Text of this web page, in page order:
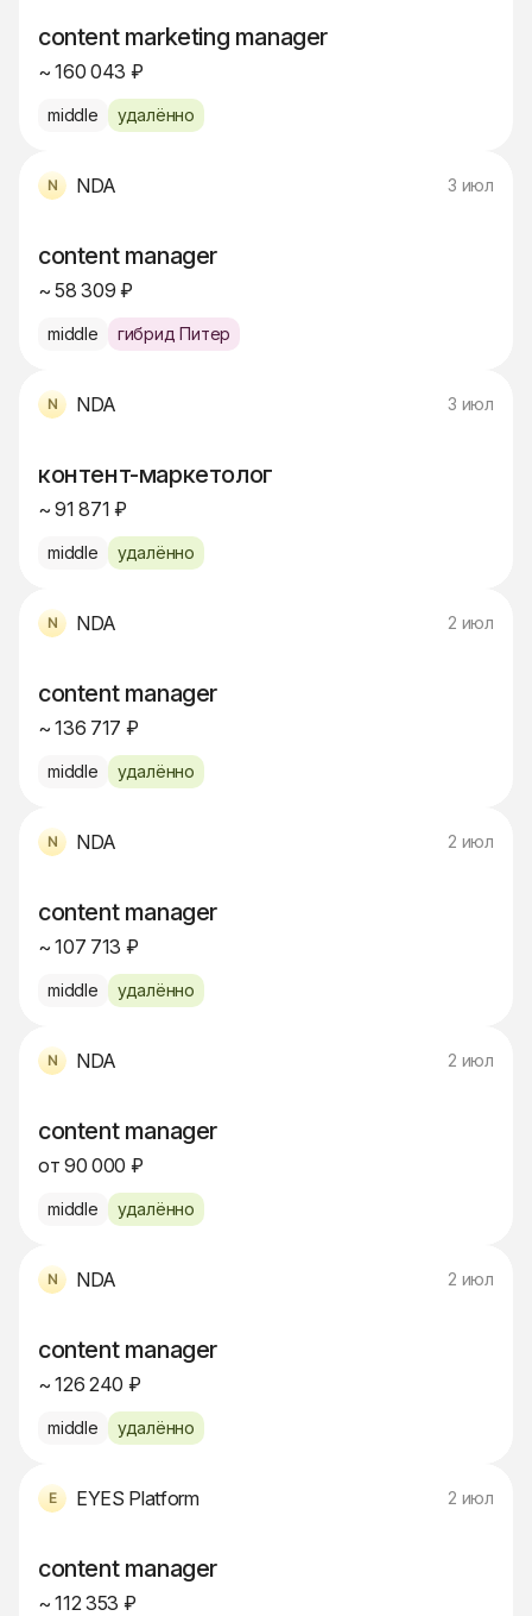
content marketing manager
~ 160 043 ₽
middle удалённо
NDA 3 июл
content manager
~ 58 309 ₽
middle гибрид Питер
NDA 3 июл
контент-маркетолог
~ 91 871 ₽
middle удалённо
NDA 2 июл
content manager
~ 136 717 ₽
middle удалённо
NDA 2 июл
content manager
~ 107 713 ₽
middle удалённо
NDA 2 июл
content manager
от 90 000 ₽
middle удалённо
NDA 2 июл
content manager
~ 126 240 ₽
middle удалённо
EYES Platform 2 июл
content manager
~ 112 353 ₽